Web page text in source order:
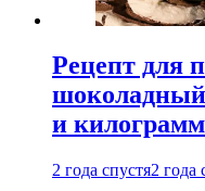
Рецепт для
и
2 года спустя2 года